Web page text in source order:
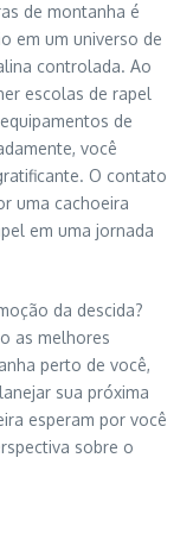
de montanha é
em um universo de
controlada. Ao
escolas de rapel
de
você
O contato
uma cachoeira
em uma jornada
da descida?
as melhores
perto de você,
sua próxima
esperam por você
sobre o